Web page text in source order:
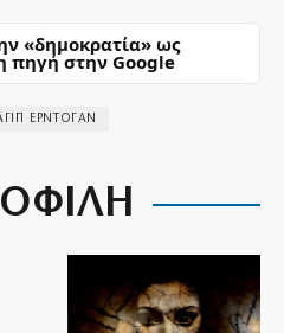
«δημοκρατία» ως
πηγή στην Google
ΕΡΝΤΟΓΑΝ